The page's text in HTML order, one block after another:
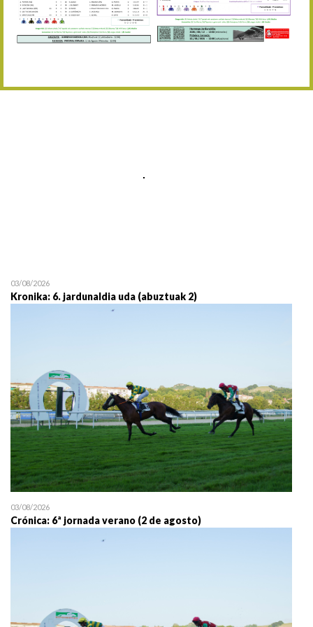
Abuztaren 12a / 12 de
15/08 17:05 Abuztuaren 15a / 15 de
30/08 17:30 Abuztuaren 30a / 30 de
19/07 11:30
03/08/2026
Kronika: 6. jardunaldia uda (abuztuak 2)
03/08/2026
Crónica: 6ª jornada verano (2 de agosto)